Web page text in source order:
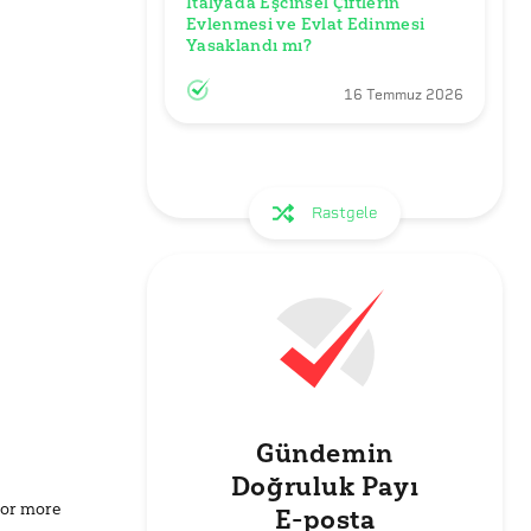
more
Evlenmesi ve Evlat Edinmesi
Yasaklandı mı?
16 Temmuz 2026
Rastgele
Gündemin
Doğruluk Payı
E-posta